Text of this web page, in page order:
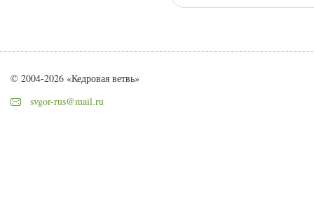
© 2004-2026 «Кедровая ветвь»
svgor-rus@mail.ru